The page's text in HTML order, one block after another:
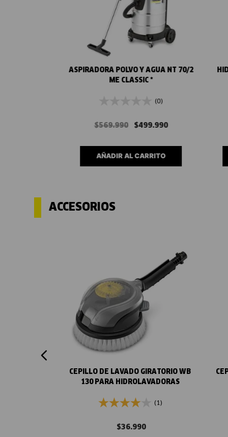
ASPIRADORA POLVO Y AGUA NT 70/2
ME CLASSIC *
(0)
$569.990 $499.990
AÑADIR AL CARRITO
ACCESORIOS
CEPILLO DE LAVADO GIRATORIO WB
130 PARA HIDROLAVADORAS
(1)
$36.990